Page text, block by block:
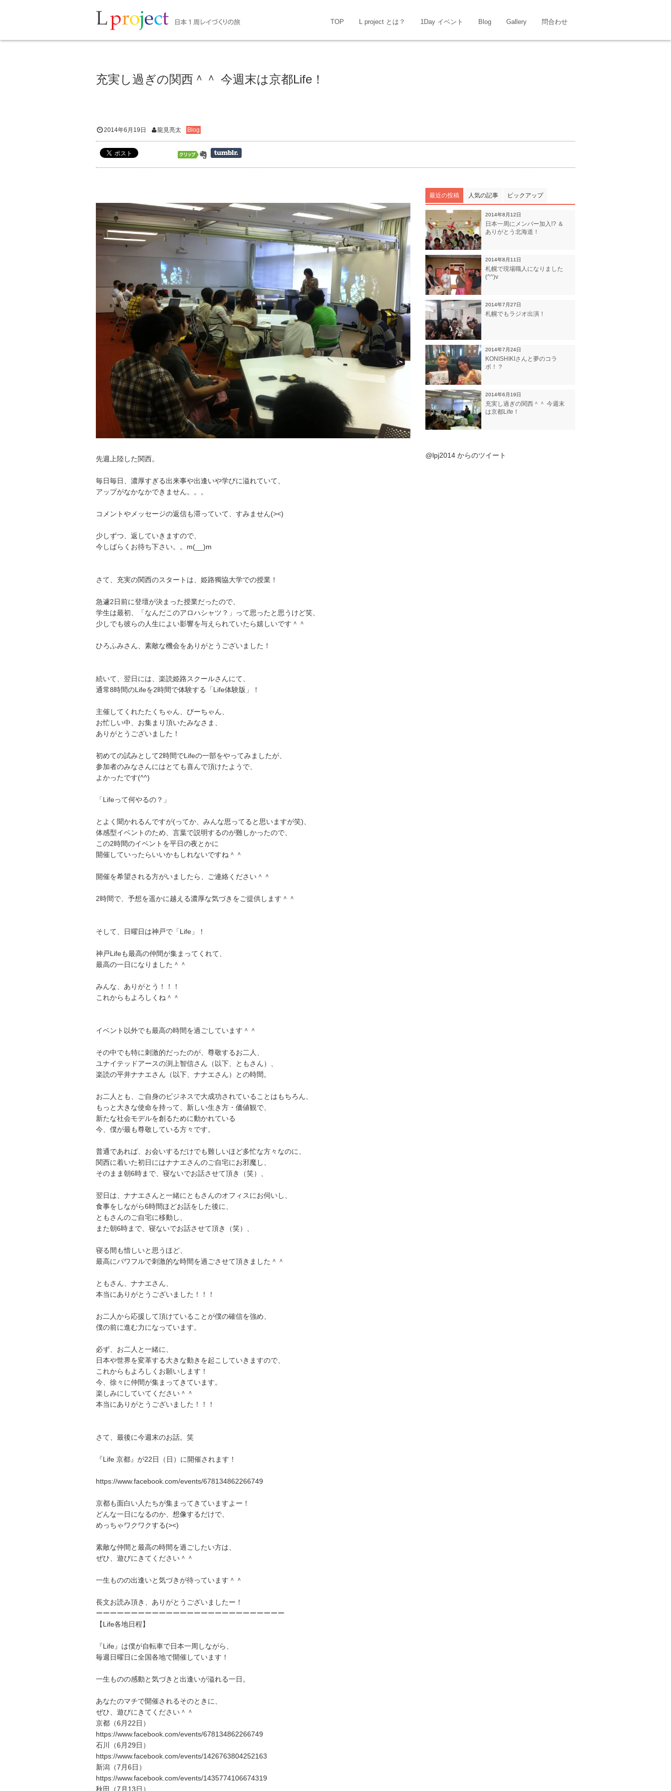
TOP L project とは？ 1Day イベント Blog Gallery 問合わせ
充実し過ぎの関西＾＾ 今週末は京都Life！
2014年6月19日 龍見亮太 Blog
先週上陸した関西。
毎日毎日、濃厚すぎる出来事や出逢いや学びに溢れていて、
アップがなかなかできません。。。
コメントやメッセージの返信も滞っていて、すみません(><)
少しずつ、返していきますので、
今しばらくお待ち下さい。。m(__)m
さて、充実の関西のスタートは、姫路獨協大学での授業！
急遽2日前に登壇が決まった授業だったので、
学生は最初、「なんだこのアロハシャツ？」って思ったと思うけど笑、
少しでも彼らの人生によい影響を与えられていたら嬉しいです＾＾
ひろふみさん、素敵な機会をありがとうございました！
続いて、翌日には、楽読姫路スクールさんにて、
通常8時間のLifeを2時間で体験する「Life体験版」！
主催してくれたたくちゃん、びーちゃん、
お忙しい中、お集まり頂いたみなさま、
ありがとうございました！
初めての試みとして2時間でLifeの一部をやってみましたが、
参加者のみなさんにはとても喜んで頂けたようで、
よかったです(^^)
「Lifeって何やるの？」
とよく聞かれるんですが(ってか、みんな思ってると思いますが笑)、
体感型イベントのため、言葉で説明するのが難しかったので、
この2時間のイベントを平日の夜とかに
開催していったらいいかもしれないですね＾＾
開催を希望される方がいましたら、ご連絡ください＾＾
2時間で、予想を遥かに越える濃厚な気づきをご提供します＾＾
そして、日曜日は神戸で「Life」！
神戸Lifeも最高の仲間が集まってくれて、
最高の一日になりました＾＾
みんな、ありがとう！！！
これからもよろしくね＾＾
イベント以外でも最高の時間を過ごしています＾＾
その中でも特に刺激的だったのが、尊敬するお二人、
ユナイテッドアースの渕上智信さん（以下、ともさん）、
楽読の平井ナナエさん（以下、ナナエさん）との時間。
お二人とも、ご自身のビジネスで大成功されていることはもちろん、
もっと大きな使命を持って、新しい生き方・価値観で、
新たな社会モデルを創るために動かれている
今、僕が最も尊敬している方々です。
普通であれば、お会いするだけでも難しいほど多忙な方々なのに、
関西に着いた初日にはナナエさんのご自宅にお邪魔し、
そのまま朝6時まで、寝ないでお話させて頂き（笑）、
翌日は、ナナエさんと一緒にともさんのオフィスにお伺いし、
食事をしながら6時間ほどお話をした後に、
ともさんのご自宅に移動し、
また朝6時まで、寝ないでお話させて頂き（笑）、
寝る間も惜しいと思うほど、
最高にパワフルで刺激的な時間を過ごさせて頂きました＾＾
ともさん、ナナエさん、
本当にありがとうございました！！！
お二人から応援して頂けていることが僕の確信を強め、
僕の前に進む力になっています。
必ず、お二人と一緒に、
日本や世界を変革する大きな動きを起こしていきますので、
これからもよろしくお願いします！
今、徐々に仲間が集まってきています。
楽しみにしていてください＾＾
本当にありがとうございました！！！
さて、最後に今週末のお話。笑
『Life 京都』が22日（日）に開催されます！
https://www.facebook.com/events/678134862266749
京都も面白い人たちが集まってきていますよー！
どんな一日になるのか、想像するだけで、
めっちゃワクワクする(><)
素敵な仲間と最高の時間を過ごしたい方は、
ぜひ、遊びにきてください＾＾
一生ものの出逢いと気づきが待っています＾＾
長文お読み頂き、ありがとうございましたー！
ーーーーーーーーーーーーーーーーーーーーーーーーーーー
【Life各地日程】
『Life』は僕が自転車で日本一周しながら、
毎週日曜日に全国各地で開催しています！
一生ものの感動と気づきと出逢いが溢れる一日。
あなたのマチで開催されるそのときに、
ぜひ、遊びにきてください＾＾
京都（6月22日）
https://www.facebook.com/events/678134862266749
石川（6月29日）
https://www.facebook.com/events/1426763804252163
新潟（7月6日）
https://www.facebook.com/events/1435774106674319
秋田（7月13日）
最近の投稿 人気の記事 ピックアップ
2014年8月12日
日本一周にメンバー加入!? ＆
ありがとう北海道！
2014年8月11日
札幌で現場職人になりました
(^^)v
2014年7月27日
札幌でもラジオ出演！
2014年7月24日
KONISHIKIさんと夢のコラ
ボ！？
2014年6月19日
充実し過ぎの関西＾＾ 今週末
は京都Life！
@lpj2014 からのツイート